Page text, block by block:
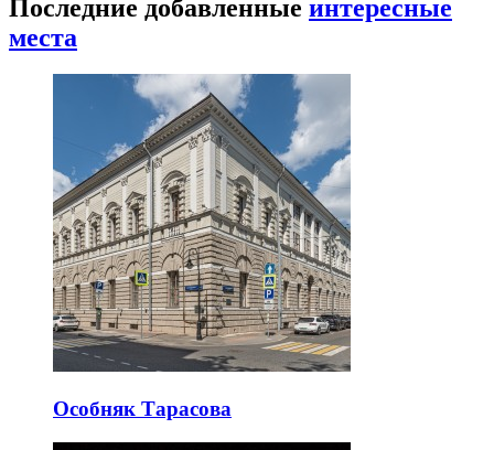
Последние добавленные интересные
места
Особняк Тарасова